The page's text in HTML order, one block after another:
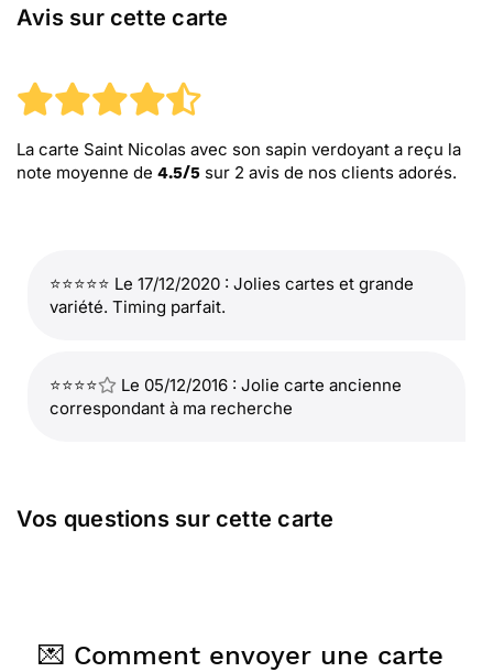
Avis sur cette carte
La carte Saint Nicolas avec son sapin verdoyant a reçu la
note moyenne de 4.5/5 sur 2 avis de nos clients adorés.
⭐⭐⭐⭐⭐ Le 17/12/2020 : Jolies cartes et grande
variété. Timing parfait.
⭐⭐⭐⭐
Le 05/12/2016 : Jolie carte ancienne
correspondant à ma recherche
Vos questions sur cette carte
💌 Comment envoyer une carte